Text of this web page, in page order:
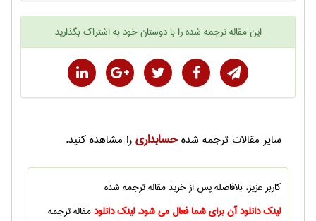
اینمقاله ترجمه شدهرا با دوستان خود به اشتراک بگذارید
سایرمقالات ترجمه شدهحسابداریرا مشاهده کنید.
کاربر عزیز، بلافاصله پس از خریدمقاله ترجمه شده
لینک دانلود آن برای شما فعال می شود. لینک دانلودمقاله ترجمه